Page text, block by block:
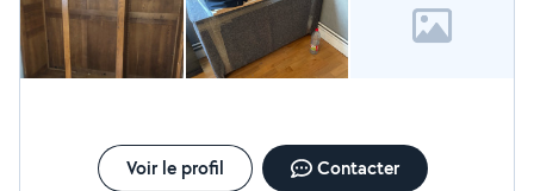
Voir le profil Contacter